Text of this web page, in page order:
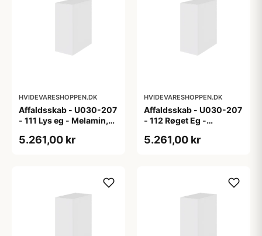
HVIDEVARESHOPPEN.DK
Affaldsskab - U030-207
- 111 Lys eg - Melamin,
5.261,00 kr
HVIDEVARESHOPPEN.DK
Affaldsskab - U030-207
- 112 Røget Eg -
5.261,00 kr